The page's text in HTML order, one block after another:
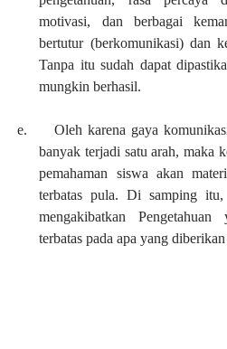
motivasi, dan berbagai
bertutur (berkomunikasi) dan
Tanpa itu sudah dapat
mungkin berhasil.
e.
Oleh karena gaya
banyak terjadi satu arah, maka
pemahaman siswa akan
terbatas pula. Di samping
mengakibatkan
terbatas pada apa yang